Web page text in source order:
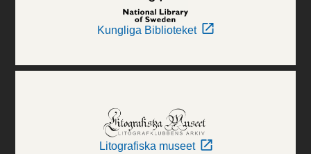
Kungliga Biblioteket
Litografiska museet